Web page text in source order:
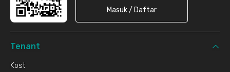
Masuk / Daftar
Tenant
Kost